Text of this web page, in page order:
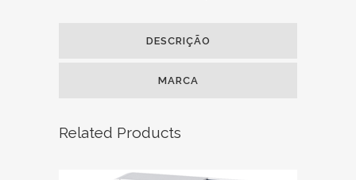
DESCRIÇÃO
MARCA
Related Products